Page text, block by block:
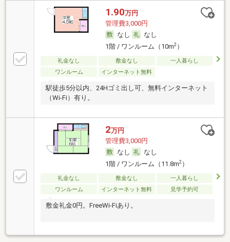
1.90万円
管理費3,000円
なし
なし
1階 / ワンルーム（10m2）
礼金なし 敷金なし
一人暮らし
ワンルーム
インターネット無料
駅徒歩5分以内、24Hゴミ出し可、無料インターネット
（Wi-Fi）有り。
2万円
管理費3,000円
なし
なし
1階 / ワンルーム（11.8m2）
礼金なし 敷金なし
一人暮らし
ワンルーム
インターネット無料 見学予約可
敷金礼金0円。FreeWi-Fiあり。